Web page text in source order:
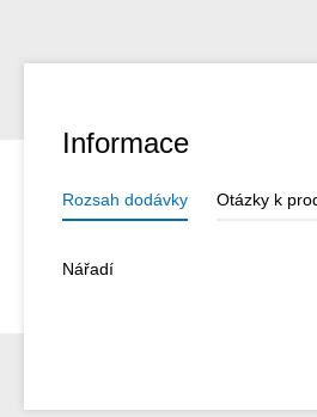
Informace
Rozsah dodávky Otázky k
Nářadí